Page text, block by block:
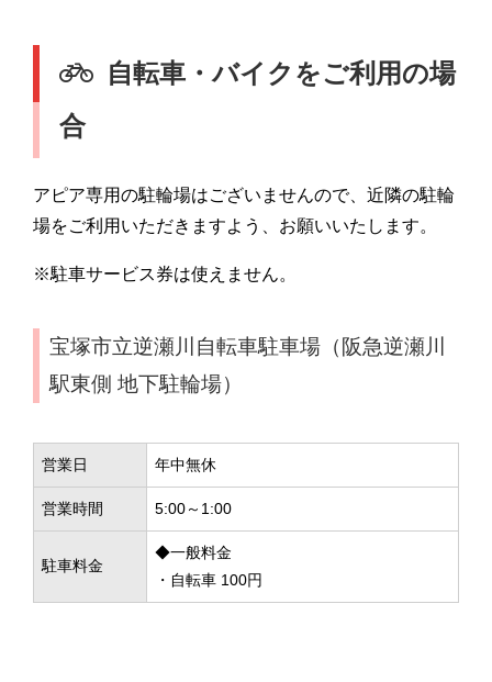
自転車・バイクをご利用の場
合
アピア専用の駐輪場はございませんので、近隣の駐輪
場をご利用いただきますよう、お願いいたします。
※駐車サービス券は使えません。
宝塚市立逆瀬川自転車駐車場（阪急逆瀬川
駅東側 地下駐輪場）
営業日 年中無休
営業時間 5:00～1:00
駐車料金
◆一般料金
・自転車 100円